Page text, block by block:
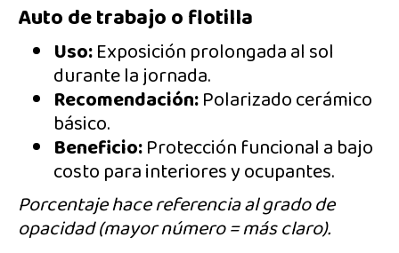
Auto de trabajo o flotilla
Uso:Exposición prolongada al sol
durante la jornada.
Recomendación:Polarizado cerámico
básico.
Beneficio:Protección funcional a bajo
costo para interiores y ocupantes.
Porcentaje hace referencia al grado de
opacidad (mayor número = más claro).